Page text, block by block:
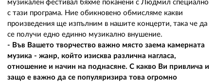
музикален фестивал бяхме поканени с Людмил специално
с тази програма. Ние обикновено обмисляме какви
произведения ще изпълним в нашите концерти, така че да
се получи едно единно музикално внушение.
- Във Вашето творчество важно място заема камерната
музика - жанр, който изисква различна нагласа,
отношение и начин на поднасяне. С какво Ви привлича и
защо е важно да се популяризира това огромно